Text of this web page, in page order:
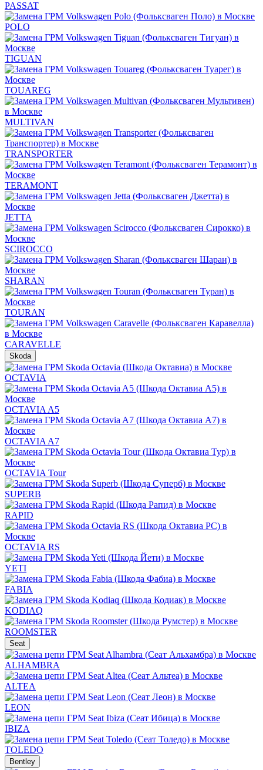
PASSAT
POLO
TIGUAN
TOUAREG
MULTIVAN
TRANSPORTER
TERAMONT
JETTA
SCIROCCO
SHARAN
TOURAN
CARAVELLE
Skoda
OCTAVIA
OCTAVIA A5
OCTAVIA A7
OCTAVIA Tour
SUPERB
RAPID
OCTAVIA RS
YETI
FABIA
KODIAQ
ROOMSTER
Seat
ALHAMBRA
ALTEA
LEON
IBIZA
TOLEDO
Bentley